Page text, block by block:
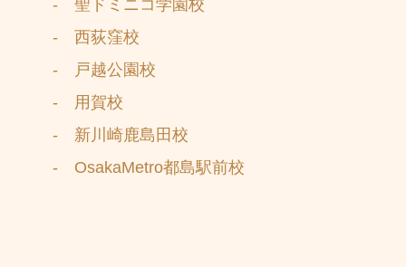
- 聖ドミニコ学園校
- 西荻窪校
- 戸越公園校
- 用賀校
- 新川崎鹿島田校
- OsakaMetro都島駅前校